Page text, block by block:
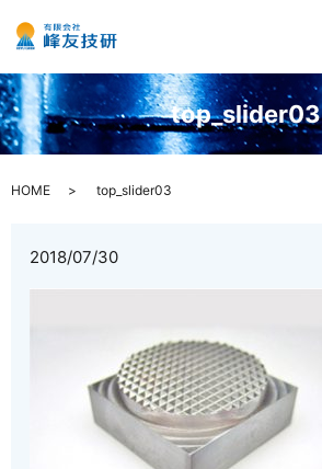
top_slider03
HOME top_slider03
2018/07/30